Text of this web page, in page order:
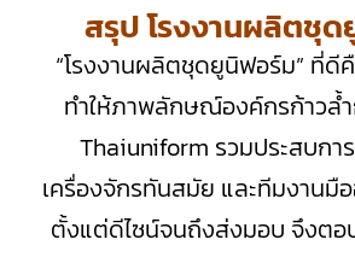
สรุป โรงงานผลิตชุ
“โรงงานผลิตชุดยูนิฟอร์ม” ที่ดี
ทำให้ภาพลักษณ์องค์กรก้าวล้
Thaiuniform รวมประสบกา
เครื่องจักรทันสมัย และทีมงานมื
ตั้งแต่ดีไซน์จนถึงส่งมอบ จึงตอ